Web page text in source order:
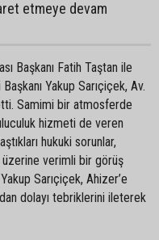
etmeye devam
Başkanı Fatih Taştan ile
Yakup Sarıçiçek, Av.
Samimi bir atmosferde
hizmeti de veren
hukuki sorunlar,
verimli bir görüş
Sarıçiçek, Ahizer’e
dolayı tebriklerini ileterek